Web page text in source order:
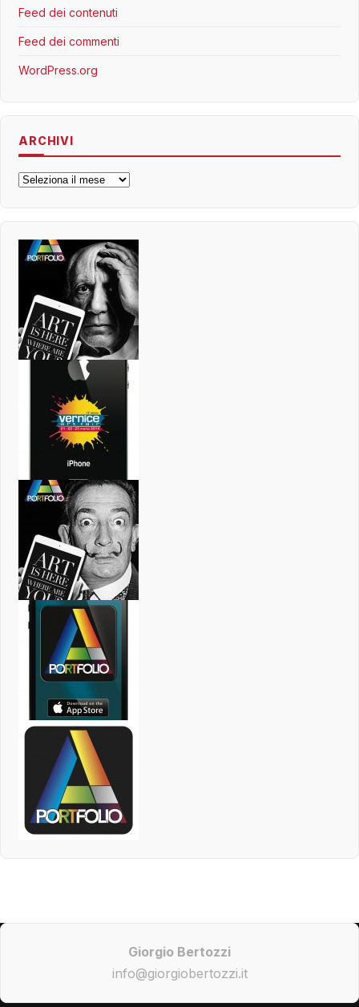
Feed dei contenuti
Feed dei commenti
WordPress.org
ARCHIVI
Archivi
Giorgio Bertozzi
info@giorgiobertozzi.it